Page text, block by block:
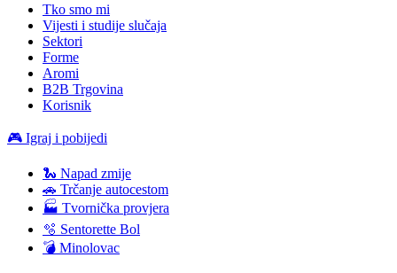
Tko smo mi
Vijesti i studije slučaja
Sektori
Forme
Aromi
B2B Trgovina
Korisnik
🎮 Igraj i pobijedi
🐍 Napad zmije
🚗 Trčanje autocestom
🏭 Tvornička provjera
🫧 Sentorette Bol
💣 Minolovac